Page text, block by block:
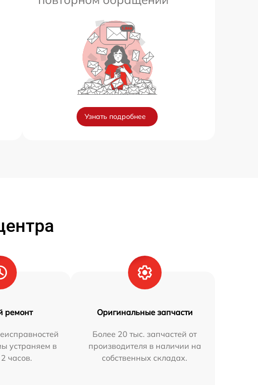
Узнать подробнее
ремонт
устраняем в
часов.
Оригинальные запчасти
Более 20 тыс. запчастей от
производителя в наличии на
собственных складах.